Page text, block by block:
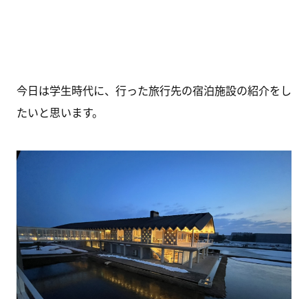
今日は学生時代に、行った旅行先の宿泊施設の紹介をし
たいと思います。